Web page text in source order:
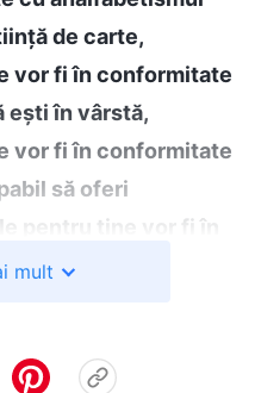
de carte,
vor fi în conformitate
ești în vârstă,
vor fi în conformitate
să oferi
pentru tine vor fi în
dacă spui că
sau îngrijirea
mult